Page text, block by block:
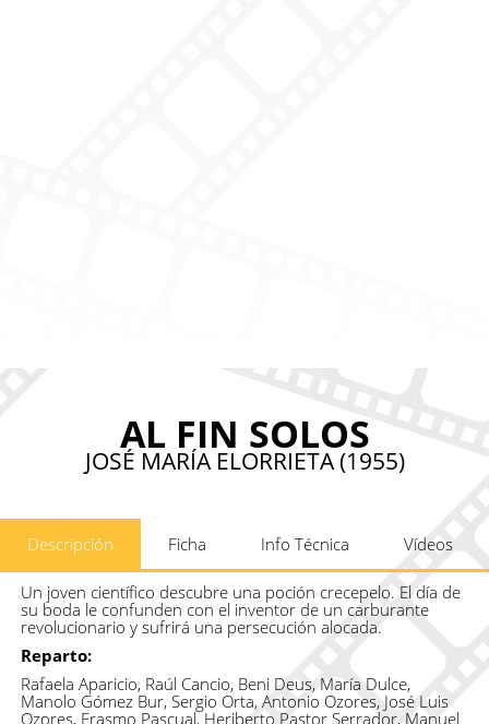
AL FIN SOLOS
JOSÉ MARÍA ELORRIETA (1955)
Descripción Ficha Info Técnica Vídeos
Un joven científico descubre una poción crecepelo. El día de
su boda le confunden con el inventor de un carburante
revolucionario y sufrirá una persecución alocada.
Reparto:
Rafaela Aparicio, Raúl Cancio, Beni Deus, María Dulce,
Manolo Gómez Bur, Sergio Orta, Antonio Ozores, José Luis
Ozores, Erasmo Pascual, Heriberto Pastor Serrador, Manuel